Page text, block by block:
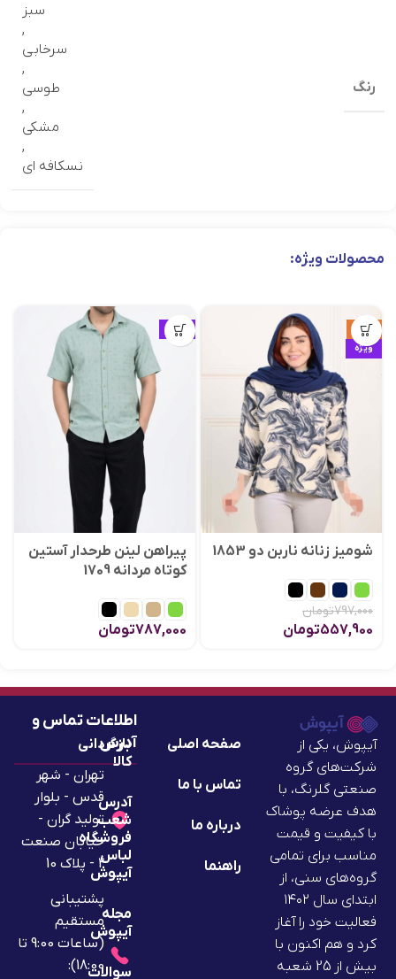
رنگ
سبز
,
سرخابي
,
طوسی
,
مشکی
,
نسكافه اي
محصولات ویژه:
حراج
ویژه
شومیز زنانه ناربن دو 1853
797,000تومان
557,900تومان
ویژه
پیراهن لینن طرحدار آستین
کوتاه مردانه 1709
787,000تومان
آیپوش، یکی از
شرکت‌های گروه
صنعتی گلرنگ، با
هدف عرضه پوشاک
با کیفیت و قیمت
مناسب برای تمامی
گروه‌های سنی، از
ابتدای سال ۱۴۰۲
فعالیت خود را آغاز
کرد و هم اکنون با
بیش از 25 شعبه
صفحه اصلی
تماس با ما
درباره ما
راهنما
بازگردانی
کالا
آدرس
شعب
فروشگاه
لباس
آیپوش
مجله
آیپوش
سوالات
تهران - شهر
قدس - بلوار
تولید گران -
خیابان صنعت
2 - پلاک 10
پشتیبانی
مستقیم
(ساعات 9:00 تا
18:00):
اطلاعات تماس و
آدرس